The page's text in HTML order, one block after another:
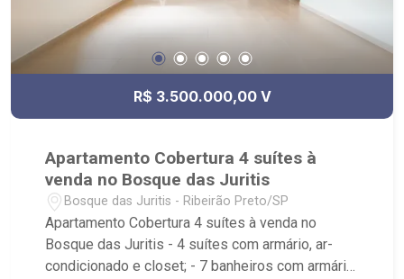
R$ 3.500.000,00 V
Apartamento Cobertura 4 suítes à
venda no Bosque das Juritis
Bosque das Juritis - Ribeirão Preto/SP
Apartamento Cobertura 4 suítes à venda no
Bosque das Juritis - 4 suítes com armário, ar-
condicionado e closet; - 7 banheiros com armário,